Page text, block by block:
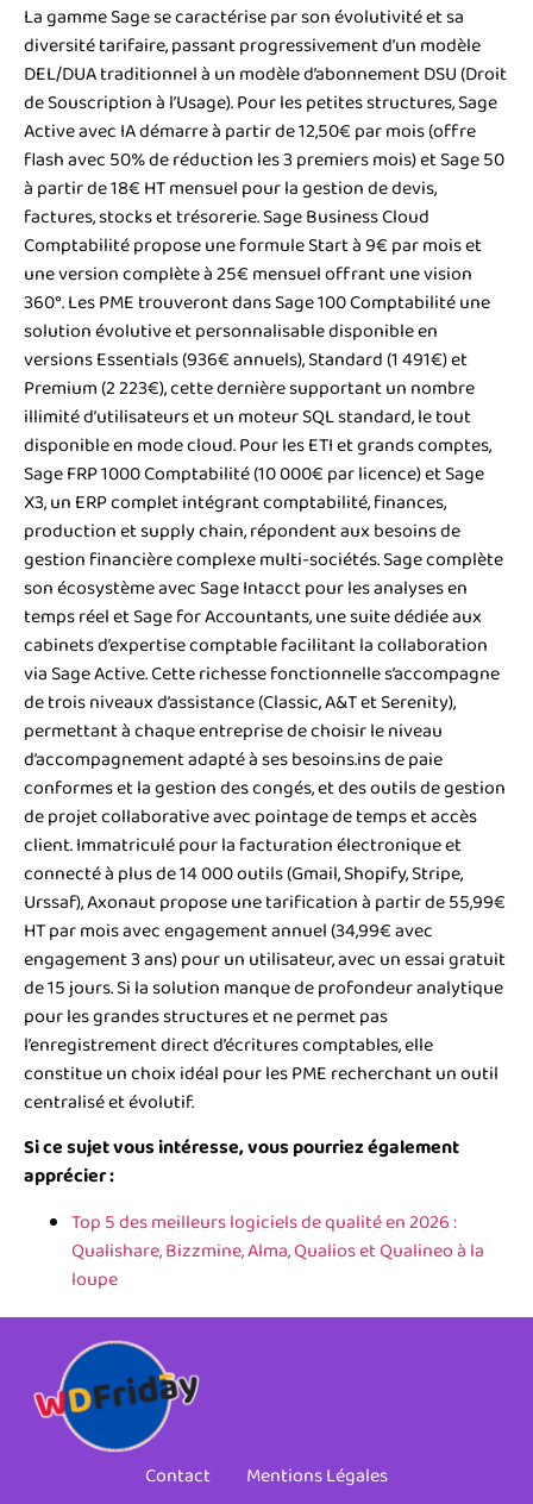
La gamme Sage se caractérise par son évolutivité et sa
diversité tarifaire, passant progressivement d’un modèle
DEL/DUA traditionnel à un modèle d’abonnement DSU (Droit
de Souscription à l’Usage). Pour les petites structures, Sage
Active avec IA démarre à partir de 12,50€ par mois (offre
flash avec 50% de réduction les 3 premiers mois) et Sage 50
à partir de 18€ HT mensuel pour la gestion de devis,
factures, stocks et trésorerie. Sage Business Cloud
Comptabilité propose une formule Start à 9€ par mois et
une version complète à 25€ mensuel offrant une vision
360°. Les PME trouveront dans Sage 100 Comptabilité une
solution évolutive et personnalisable disponible en
versions Essentials (936€ annuels), Standard (1 491€) et
Premium (2 223€), cette dernière supportant un nombre
illimité d’utilisateurs et un moteur SQL standard, le tout
disponible en mode cloud. Pour les ETI et grands comptes,
Sage FRP 1000 Comptabilité (10 000€ par licence) et Sage
X3, un ERP complet intégrant comptabilité, finances,
production et supply chain, répondent aux besoins de
gestion financière complexe multi-sociétés. Sage complète
son écosystème avec Sage Intacct pour les analyses en
temps réel et Sage for Accountants, une suite dédiée aux
cabinets d’expertise comptable facilitant la collaboration
via Sage Active. Cette richesse fonctionnelle s’accompagne
de trois niveaux d’assistance (Classic, A&T et Serenity),
permettant à chaque entreprise de choisir le niveau
d’accompagnement adapté à ses besoins.ins de paie
conformes et la gestion des congés, et des outils de gestion
de projet collaborative avec pointage de temps et accès
client. Immatriculé pour la facturation électronique et
connecté à plus de 14 000 outils (Gmail, Shopify, Stripe,
Urssaf), Axonaut propose une tarification à partir de 55,99€
HT par mois avec engagement annuel (34,99€ avec
engagement 3 ans) pour un utilisateur, avec un essai gratuit
de 15 jours. Si la solution manque de profondeur analytique
pour les grandes structures et ne permet pas
l’enregistrement direct d’écritures comptables, elle
constitue un choix idéal pour les PME recherchant un outil
centralisé et évolutif.
Si ce sujet vous intéresse, vous pourriez également
apprécier :
Top 5 des meilleurs logiciels de qualité en 2026 :
Qualishare, Bizzmine, Alma, Qualios et Qualineo à la
loupe
Contact Mentions Légales